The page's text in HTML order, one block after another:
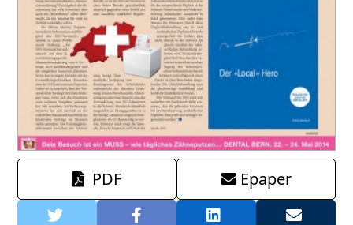
PDF Epaper